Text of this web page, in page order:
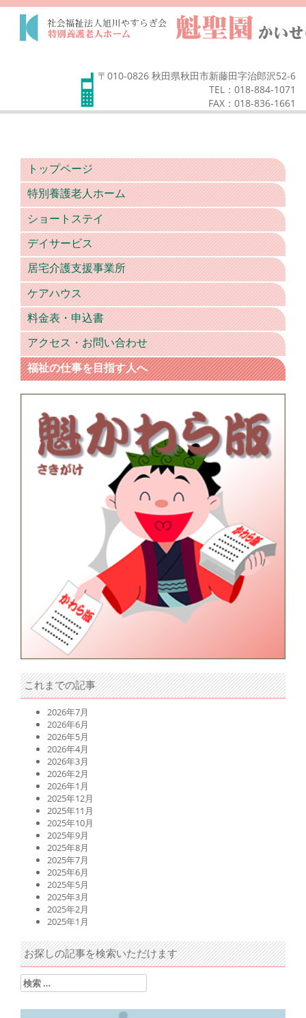
〒010-0826 秋田県秋田市新藤田字治郎沢52-6
TEL：018-884-1071
FAX：018-836-1661
トップページ
特別養護老人ホーム
ショートステイ
デイサービス
居宅介護支援事業所
ケアハウス
料金表・申込書
アクセス・お問い合わせ
福祉の仕事を目指す人へ
これまでの記事
2026年7月
2026年6月
2026年5月
2026年4月
2026年3月
2026年2月
2026年1月
2025年12月
2025年11月
2025年10月
2025年9月
2025年8月
2025年7月
2025年6月
2025年5月
2025年3月
2025年2月
2025年1月
お探しの記事を検索いただけます
検索: